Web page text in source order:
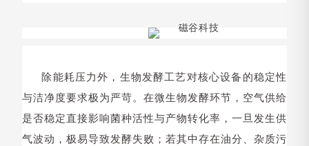
除能耗压力外，生物发酵工艺对核心设备的稳定性
与洁净度要求极为严苛。在微生物发酵环节，空气供给
是否稳定直接影响菌种活性与产物转化率，一旦发生供
气波动，极易导致发酵失败；若其中存在油分、杂质污